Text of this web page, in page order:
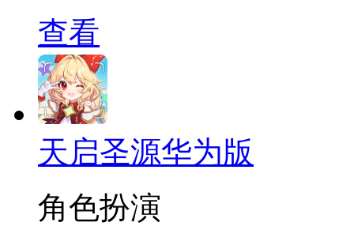
查看
天启圣源华为版
角色扮演